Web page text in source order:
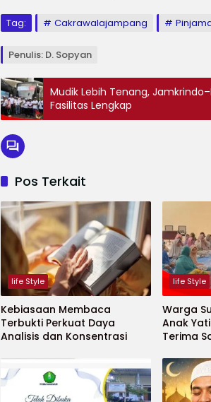
Tag: Cakrawalajampang
Penulis: D. Sopyan
Mudik Lebih Tenang,
Fasilitas Lengkap
Pos Terkait
life Style
Kebiasaan Membaca
Terbukti Perkuat Daya
Analisis dan Konsentrasi
life Style
Warga
Anak
Terima